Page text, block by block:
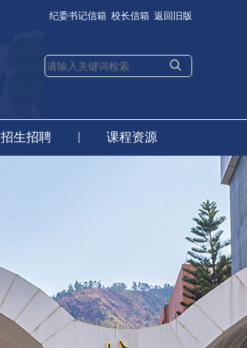
纪委书记信箱 校长信箱 返回旧版
招生招聘 | 课程资源